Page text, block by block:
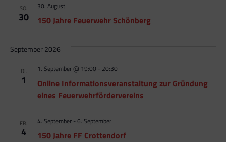
SO.
30 150 Jahre Feuerwehr Schönberg
30. August
September 2026
DI.
1
Online Informationsveranstaltung zur Gründung
eines Feuerwehrfördervereins
1. September @ 19:00 - 20:30
FR.
4 150 Jahre FF Crottendorf
4. September- 6. September